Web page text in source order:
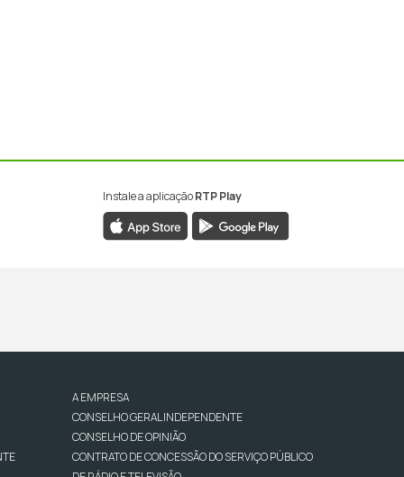
Instale a aplicaçãoRTP Play
A EMPRESA
CONSELHO GERAL INDEPENDENTE
CONSELHO DE OPINIÃO
CONTRATO DE CONCESSÃO DO SERVIÇO PÚBLICO